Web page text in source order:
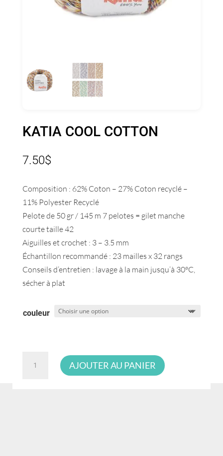
KATIA COOL COTTON
7.50$
Composition : 62% Coton – 27% Coton recyclé –
11% Polyester Recyclé
Pelote de 50 gr / 145 m 7 pelotes = gilet manche
courte taille 42
Aiguilles et crochet : 3 – 3.5 mm
Échantillon recommandé : 23 mailles x 32 rangs
Conseils d’entretien : lavage à la main jusqu’à 30°C,
sécher à plat
couleur
AJOUTER AU PANIER